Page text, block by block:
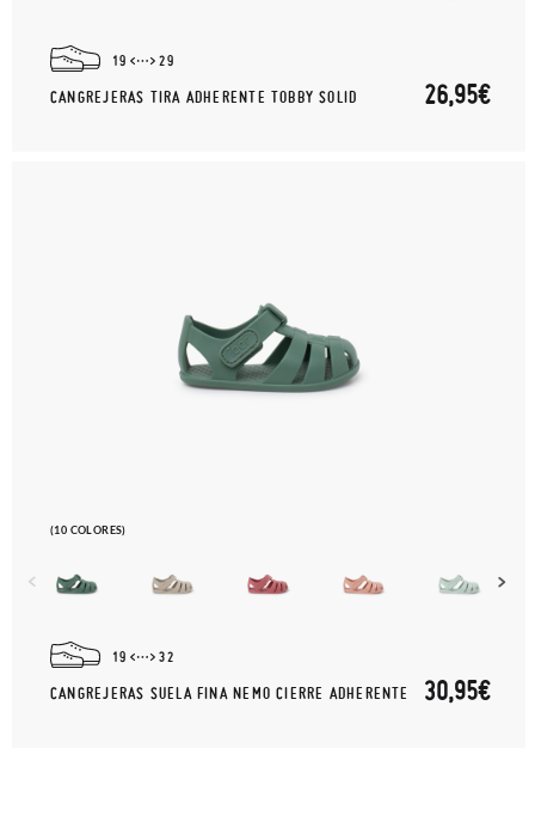
19 29
CANGREJERAS TIRA ADHERENTE TOBBY SOLID 26,95€
(10 COLORES)
19 32
CANGREJERAS SUELA FINA NEMO CIERRE ADHERENTE 30,95€